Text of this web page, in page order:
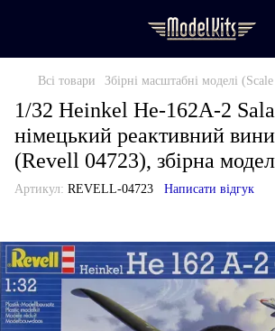
Всі товари Збірні масштабні моделі
1/32 Heinkel He-162A-2
німецький реактивний
(Revell 04723), збірна
Артикул: REVELL-04723 Написати відгук